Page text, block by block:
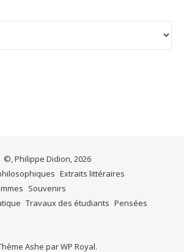
©, Philippe Didion, 2026
Extraits littéraires
Souvenirs
Travaux des étudiants Pensées
Ashe parWP Royal.